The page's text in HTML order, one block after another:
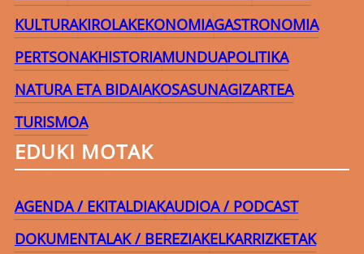
KULTURAKIROLAKEKONOMIAGASTRONOMIA
PERTSONAKHISTORIAMUNDUAPOLITIKA
NATURA ETA BIDAIAKOSASUNAGIZARTEA
TURISMOA
EDUKI MOTAK
AGENDA / EKITALDIAKAUDIOA / PODCAST
DOKUMENTALAK / BEREZIAKELKARRIZKETAK